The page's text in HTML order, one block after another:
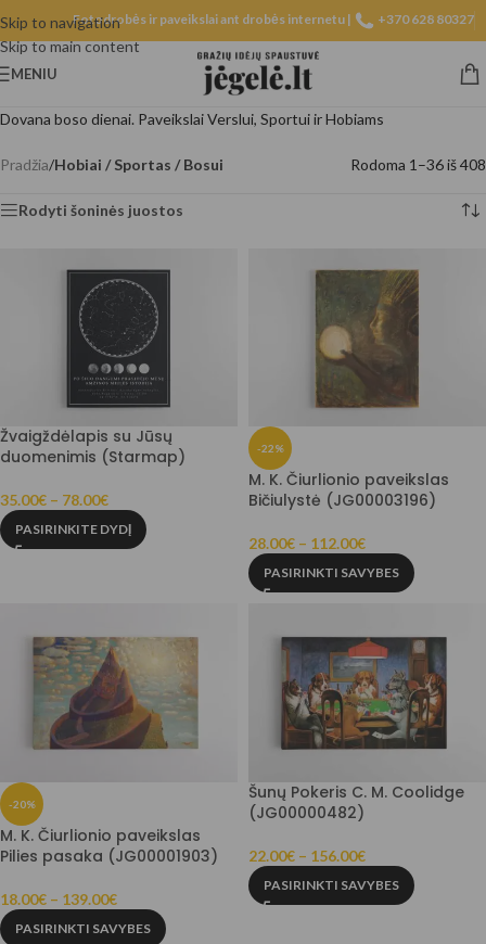
Skip to navigation
Skip to main content
Fotodrobės ir paveikslai ant drobės internetu | +370 628 80327
MENIU
Dovana boso dienai. Paveikslai Verslui, Sportui ir Hobiams
Pradžia/Hobiai / Sportas / Bosui Rodoma 1–36 iš 408
Rodyti šoninės juostos
Žvaigždėlapis su Jūsų
duomenimis (Starmap)
35.00€ – 78.00€
PASIRINKITE DYDĮ
-22%
M. K. Čiurlionio paveikslas
Bičiulystė (JG00003196)
28.00€ – 112.00€
PASIRINKTI SAVYBES
-20%
M. K. Čiurlionio paveikslas
Pilies pasaka (JG00001903)
18.00€ – 139.00€
PASIRINKTI SAVYBES
Šunų Pokeris C. M. Coolidge
(JG00000482)
22.00€ – 156.00€
PASIRINKTI SAVYBES